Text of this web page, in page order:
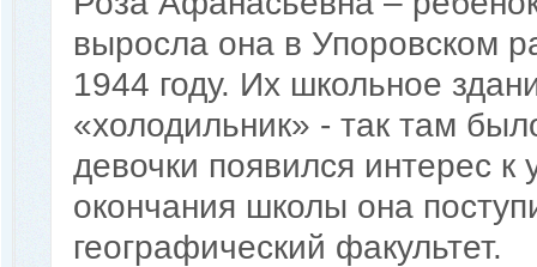
выросла она в Упоровском
1944 году. Их школьное
«холодильник» - так там
девочки появился интерес к
окончания школы она
географический факультет.